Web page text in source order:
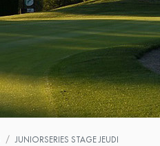
JUNIORSERIES STAGE JEUDI